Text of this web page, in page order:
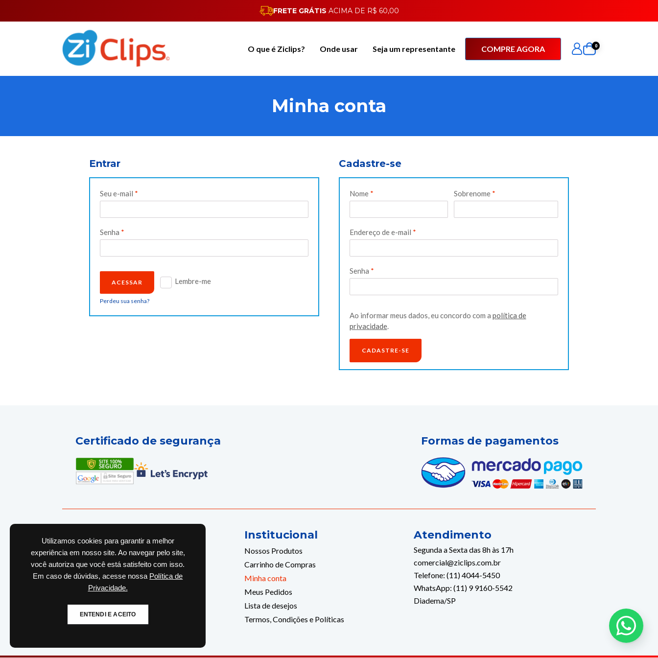
Utilizamos cookies para garantir a melhor
experiência em nosso site. Ao navegar pelo site,
você autoriza que você está satisfeito com isso.
Em caso de dúvidas, acesse nossa Política de
Privacidade.
ENTENDI E ACEITO
FRETE GRÁTIS ACIMA DE R$ 60,00
O que é Ziclips? Onde usar Seja um representante COMPRE AGORA 0
Minha conta
Entrar
Seu e-mail *
Senha *
Lembre-me
ACESSAR
Perdeu sua senha?
Cadastre-se
Nome * Sobrenome *
Endereço de e-mail *Obrigatório
Senha *Obrigatório
Ao informar meus dados, eu concordo com a política de
privacidade.
CADASTRE-SE
Certificado de segurança Formas de pagamentos
Produzido por
CNPJ: 10.886.625/0001-56
Institucional
Nossos Produtos
Carrinho de Compras
Minha conta
Meus Pedidos
Lista de desejos
Termos, Condições e Políticas
Atendimento
Segunda a Sexta das 8h às 17h
comercial@ziclips.com.br
Telefone: (11) 4044-5450
WhatsApp: (11) 9 9160-5542
Diadema/SP